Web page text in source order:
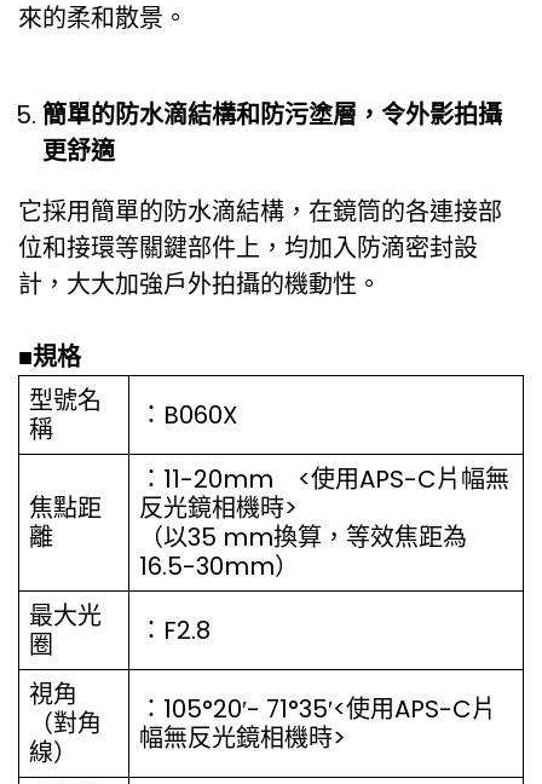
來的柔和散景。
簡單的防水滴結構和防污塗層，令外影拍攝
更舒適
它採用簡單的防水滴結構，在鏡筒的各連接部
位和接環等關鍵部件上，均加入防滴密封設
計，大大加強戶外拍攝的機動性。
■規格
型號名
稱
：B060X
焦點距
離
：11-20mm <使用APS-C片幅無
反光鏡相機時>
（以35 mm換算，等效焦距為
16.5-30mm）
最大光
圈
：F2.8
視角
（對角
線）
：105°20′- 71°35′<使用APS-C片
幅無反光鏡相機時>